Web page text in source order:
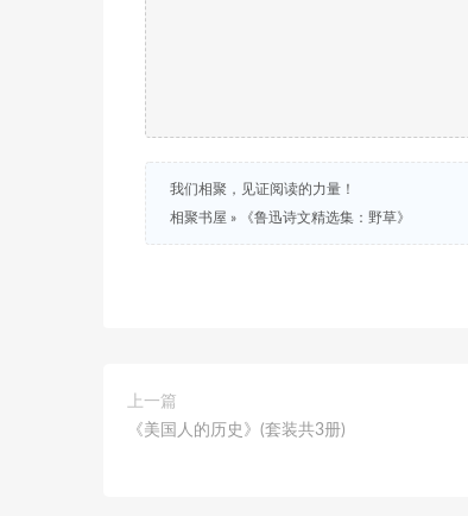
我们相聚，见证阅读的力量！
相聚书屋 » 《鲁迅诗文精选集：野草》
上一篇
《美国人的历史》(套装共3册)